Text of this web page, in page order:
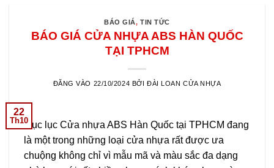
BÁO GIÁ,TIN TỨC
BÁO GIÁ CỬA NHỰA ABS HÀN QUỐC
TẠI TPHCM
ĐĂNG VÀO 22/10/2024 BỞI ĐÀI LOAN CỬA NHỰA
22
Th10Mục lục Cửa nhựa ABS Hàn Quốc tại TPHCM đang
là một trong những loại cửa nhựa rất được ưa
chuộng không chỉ vì mẫu mã và màu sắc đa dạng